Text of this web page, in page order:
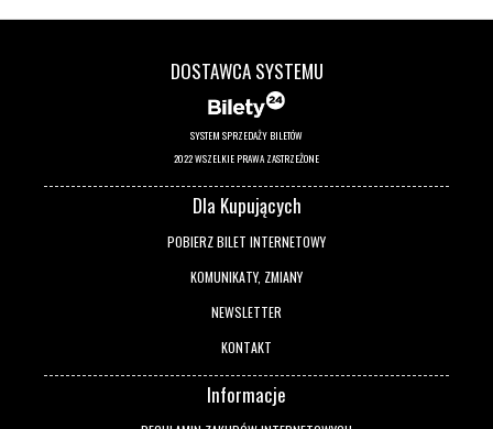
DOSTAWCA SYSTEMU
SYSTEM SPRZEDAŻY BILETÓW
2022 WSZELKIE PRAWA ZASTRZEŻONE
Dla Kupujących
POBIERZ BILET INTERNETOWY
KOMUNIKATY, ZMIANY
NEWSLETTER
KONTAKT
Informacje